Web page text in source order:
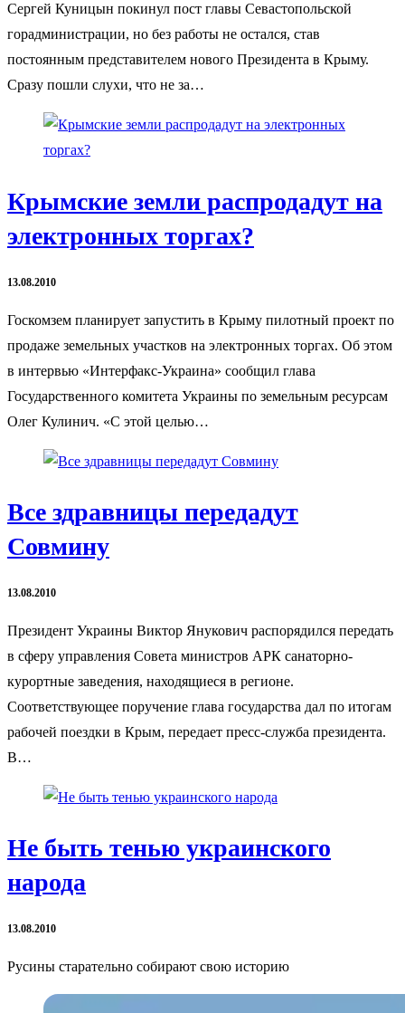
Сергей Куницын покинул пост главы Севастопольской
горадминистрации, но без работы не остался, став
постоянным представителем нового Президента в Крыму.
Сразу пошли слухи, что не за…
Крымские земли распродадут на
электронных торгах?
13.08.2010
Госкомзем планирует запустить в Крыму пилотный проект по
продаже земельных участков на электронных торгах. Об этом
в интервью «Интерфакс-Украина» сообщил глава
Государственного комитета Украины по земельным ресурсам
Олег Кулинич. «С этой целью…
Все здравницы передадут
Совмину
13.08.2010
Президент Украины Виктор Янукович распорядился передать
в сферу управления Совета министров АРК санаторно-
курортные заведения, находящиеся в регионе.
Соответствующее поручение глава государства дал по итогам
рабочей поездки в Крым, передает пресс-служба президента.
В…
Не быть тенью украинского
народа
13.08.2010
Русины старательно собирают свою историю